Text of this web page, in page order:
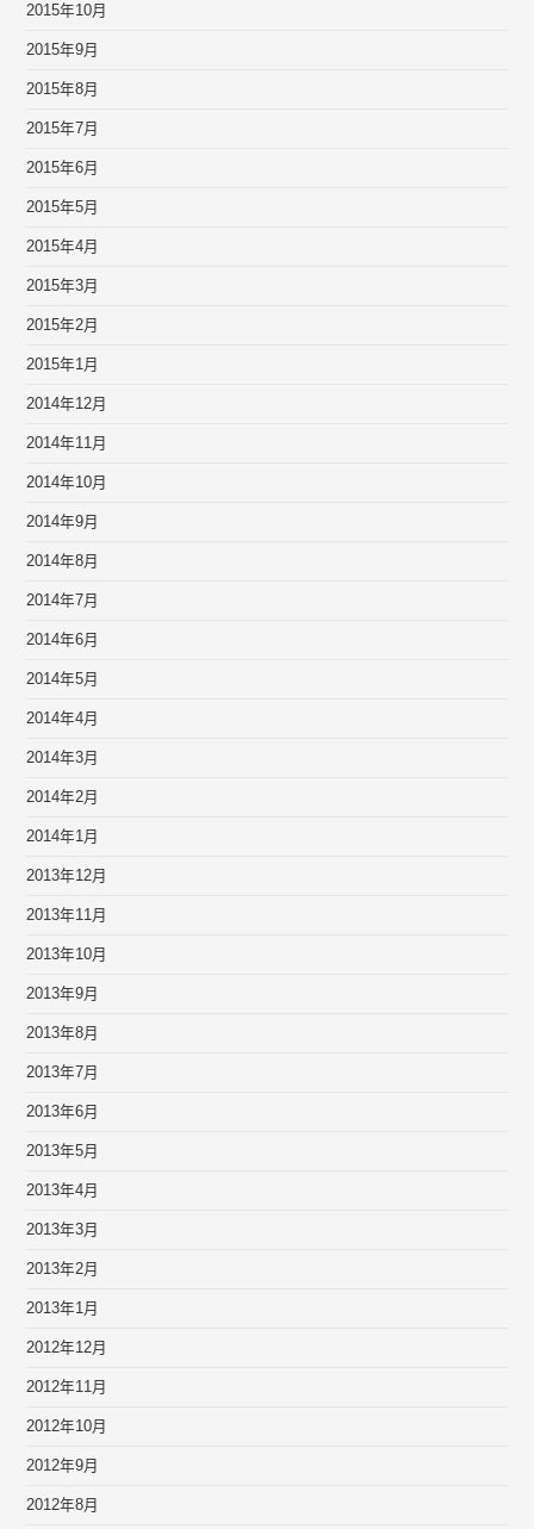
2015年10月
2015年9月
2015年8月
2015年7月
2015年6月
2015年5月
2015年4月
2015年3月
2015年2月
2015年1月
2014年12月
2014年11月
2014年10月
2014年9月
2014年8月
2014年7月
2014年6月
2014年5月
2014年4月
2014年3月
2014年2月
2014年1月
2013年12月
2013年11月
2013年10月
2013年9月
2013年8月
2013年7月
2013年6月
2013年5月
2013年4月
2013年3月
2013年2月
2013年1月
2012年12月
2012年11月
2012年10月
2012年9月
2012年8月